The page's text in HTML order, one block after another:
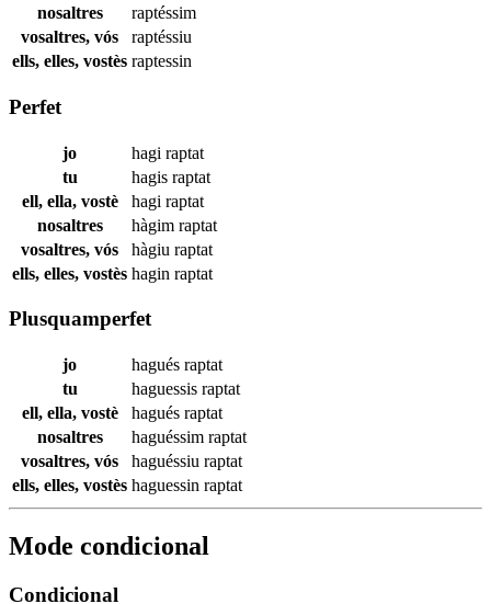
nosaltres
raptéssim
vosaltres, vós
raptéssiu
ells, elles, vostès raptessin
Perfet
jo hagi raptat
tu
hagis raptat
ell, ella, vostè
hagi raptat
nosaltres
hàgim raptat
vosaltres, vós
hàgiu raptat
ells, elles, vostès hagin raptat
Plusquamperfet
jo hagués raptat
tu
haguessis raptat
ell, ella, vostè
hagués raptat
nosaltres
haguéssim raptat
vosaltres, vós
haguéssiu raptat
ells, elles, vostès haguessin raptat
Mode condicional
Condicional